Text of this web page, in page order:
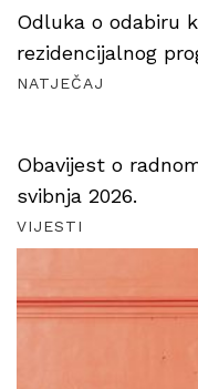
Odluka o odabiru
rezidencijalnog
NATJEČAJ
Obavijest o
svibnja 2026.
VIJESTI